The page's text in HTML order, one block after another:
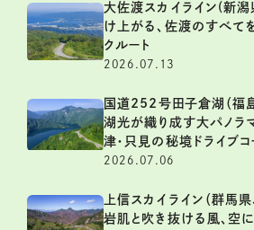
大佐渡スカイライン(新潟
け上がる、佐渡のすべて
クルート
2026.07.13
国道252号田子倉湖（福
湖光が織り成す大パノラ
津・只見の秘境ドライブコ
2026.07.06
上信スカイライン（群馬県
岩肌と吹き抜ける風、空